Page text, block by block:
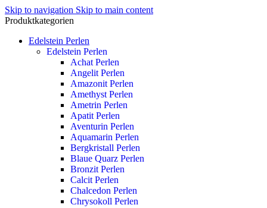
Skip to navigation Skip to main content
Produktkategorien
Edelstein Perlen
Edelstein Perlen
Achat Perlen
Angelit Perlen
Amazonit Perlen
Amethyst Perlen
Ametrin Perlen
Apatit Perlen
Aventurin Perlen
Aquamarin Perlen
Bergkristall Perlen
Blaue Quarz Perlen
Bronzit Perlen
Calcit Perlen
Chalcedon Perlen
Chrysokoll Perlen